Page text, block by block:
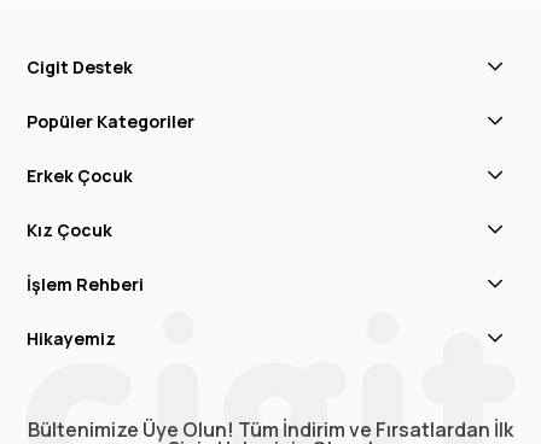
Cigit Destek
Popüler Kategoriler
Erkek Çocuk
Kız Çocuk
İşlem Rehberi
Hikayemiz
Bültenimize Üye Olun! Tüm İndirim ve Fırsatlardan İlk